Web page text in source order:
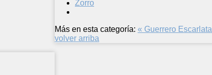
Zorro
Más en esta categoría: « Guerrero Escarlata
volver arriba